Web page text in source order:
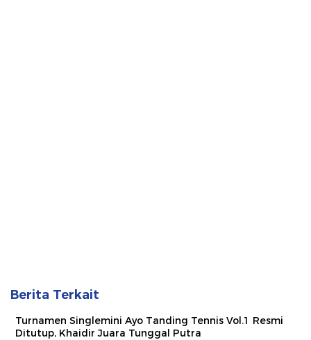
Berita Terkait
Turnamen Singlemini Ayo Tanding Tennis Vol.1 Resmi
Ditutup, Khaidir Juara Tunggal Putra